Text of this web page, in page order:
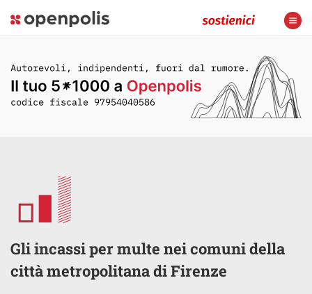
Gli incassi per multe nei comuni della
città metropolitana di Firenze